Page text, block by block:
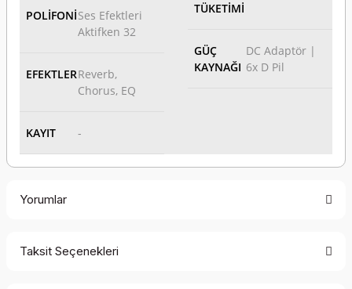
POLİFONİSes Efektleri
Aktifken 32
EFEKTLERReverb,
Chorus, EQ
KAYIT -
TÜKETİMİ
GÜÇ
KAYNAĞI
DC Adaptör |
6x D Pil
Yorumlar
Taksit Seçenekleri